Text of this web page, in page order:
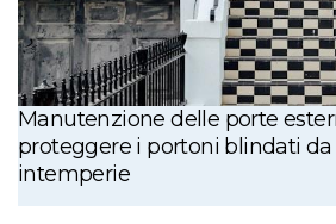
Manutenzione delle porte
proteggere i portoni blindati da
intemperie